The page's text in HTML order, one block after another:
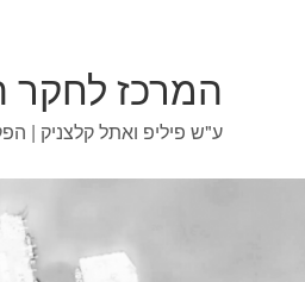
המרכז לחקר
ע"ש פיליפ ואתל קלצניק |